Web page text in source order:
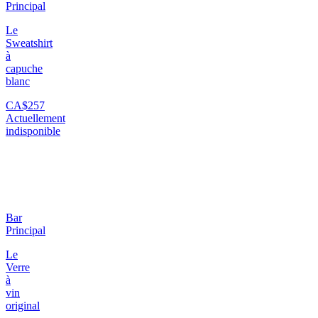
Principal
Le
Sweatshirt
à
capuche
blanc
CA$257
Actuellement
indisponible
Bar
Principal
Le
Verre
à
vin
original